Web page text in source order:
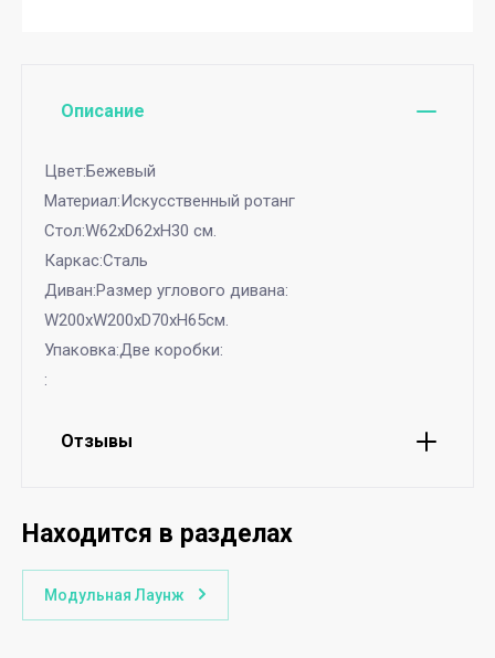
Описание
Цвет:Бежевый
Материал:Искусственный ротанг
Стол:W62xD62хH30 см.
Каркас:Сталь
Диван:Размер углового дивана:
W200хW200xD70хH65см.
Упаковка:Две коробки:
:
Отзывы
Находится в разделах
Модульная Лаунж